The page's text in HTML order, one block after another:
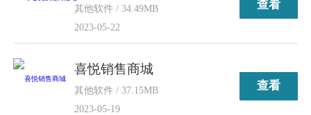
其他软件 / 34.49MB
2023-05-22
查看
喜悦销售商城
其他软件 / 37.15MB
2023-05-19
查看